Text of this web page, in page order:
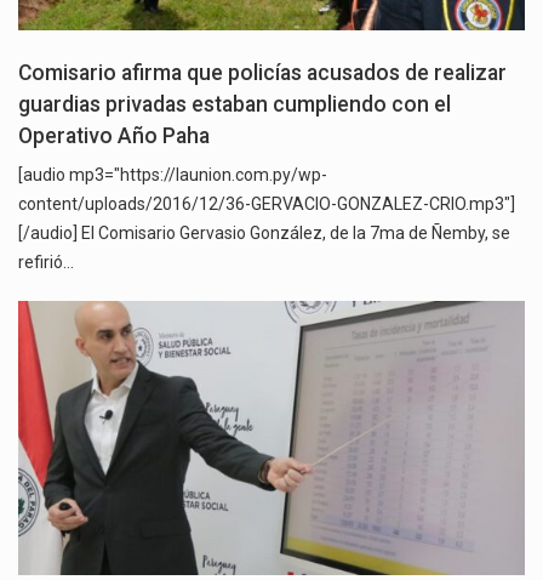
Comisario afirma que policías acusados de realizar
guardias privadas estaban cumpliendo con el
Operativo Año Paha
[audio mp3="https://launion.com.py/wp-
content/uploads/2016/12/36-GERVACIO-GONZALEZ-CRIO.mp3"]
[/audio] El Comisario Gervasio González, de la 7ma de Ñemby, se
refirió…